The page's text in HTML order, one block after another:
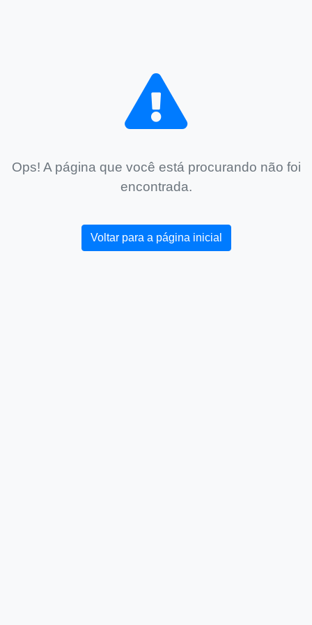
Ops! A página que você está procurando não foi
encontrada.
Voltar para a página inicial